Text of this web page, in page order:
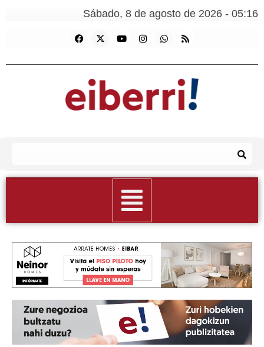
Sábado, 8 de agosto de 2026 - 05:16